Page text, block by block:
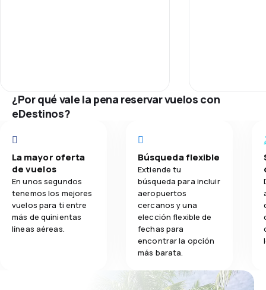
Transporte
¿Por qué vale la pena reservar vuelos con
eDestinos?
La mayor oferta
de vuelos
En unos segundos
tenemos los mejores
vuelos para ti entre
más de quinientas
líneas aéreas.
Búsqueda flexible
Extiende tu
búsqueda para incluir
aeropuertos
cercanos y una
elección flexible de
fechas para
encontrar la opción
más barata.